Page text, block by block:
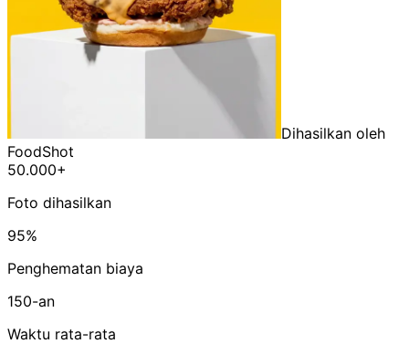
Dihasilkan oleh
FoodShot
50.000+
Foto dihasilkan
95%
Penghematan biaya
150-an
Waktu rata-rata